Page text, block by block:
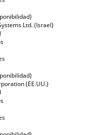
Ltd. (Israel)
(EE.UU.)